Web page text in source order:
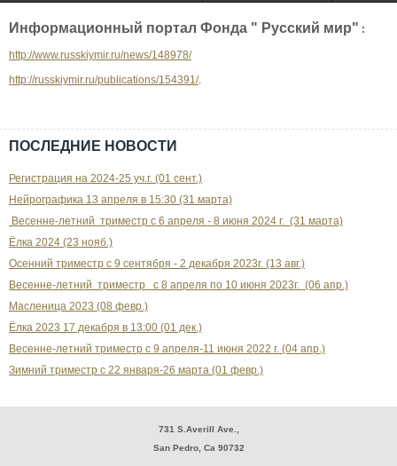
Информационный портал Фонда " Русский мир" :
http://www.russkiymir.ru/news/148978/
http://russkiymir.ru/publications/154391/.
ПОСЛЕДНИЕ НОВОСТИ
Регистрация на 2024-25 уч.г. (01 сент.)
Нейрографика 13 апреля в 15:30 (31 марта)
Весенне-летний триместр с 6 апреля - 8 июня 2024 г. (31 марта)
Ёлка 2024 (23 нояб.)
Осенний триместр с 9 сентября - 2 декабря 2023г. (13 авг.)
Весенне-летний триместр с 8 апреля по 10 июня 2023г. (06 апр.)
Масленица 2023 (08 февр.)
Ёлка 2023 17 декабря в 13:00 (01 дек.)
Весенне-летний триместр с 9 апреля-11 июня 2022 г. (04 апр.)
Зимний триместр с 22 января-26 марта (01 февр.)
731 S.Averill Ave.,
San Pedro, Ca 90732